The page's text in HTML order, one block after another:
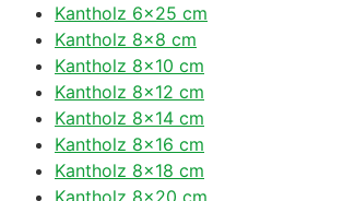
Kantholz 6×25 cm
Kantholz 8×8 cm
Kantholz 8×10 cm
Kantholz 8×12 cm
Kantholz 8×14 cm
Kantholz 8×16 cm
Kantholz 8×18 cm
Kantholz 8×20 cm